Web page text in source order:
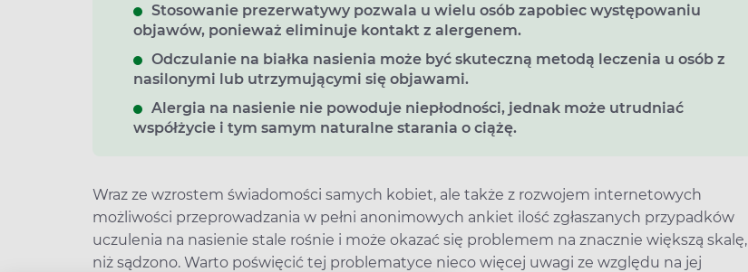
Stosowanie prezerwatywy pozwala u wielu osób zapobiec występowaniu
objawów, ponieważ eliminuje kontakt z alergenem.
Odczulanie na białka nasienia może być skuteczną metodą leczenia u osób z
nasilonymi lub utrzymującymi się objawami.
Alergia na nasienie nie powoduje niepłodności, jednak może utrudniać
współżycie i tym samym naturalne starania o ciążę.
Wraz ze wzrostem świadomości samych kobiet, ale także z rozwojem internetowych
możliwości przeprowadzania w pełni anonimowych ankiet ilość zgłaszanych przypadków
uczulenia na nasienie stale rośnie i może okazać się problemem na znacznie większą skalę,
niż sądzono. Warto poświęcić tej problematyce nieco więcej uwagi ze względu na jej